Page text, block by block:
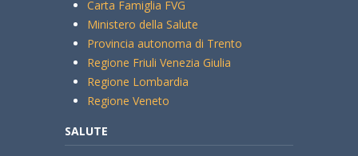
Carta Famiglia FVG
Ministero della Salute
Provincia autonoma di Trento
Regione Friuli Venezia Giulia
Regione Lombardia
Regione Veneto
SALUTE